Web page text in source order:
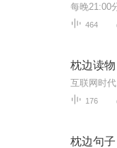
每晚21:00
464
枕边读物
176
枕边句子